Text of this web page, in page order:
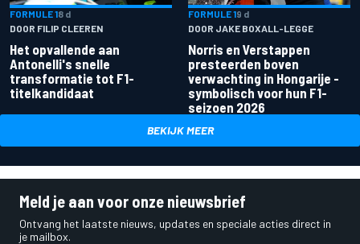
FORMULE 18 d
DOOR FILIP CLEEREN
Het opvallende aan
Antonelli's snelle
transformatie tot F1-
titelkandidaat
FORMULE 19 d
DOOR JAKE BOXALL-LEGGE
Norris en Verstappen
presteerden boven
verwachting in Hongarije -
symbolisch voor hun F1-
seizoen 2026
BEKIJK MEER
Meld je aan voor onze nieuwsbrief
Ontvang het laatste nieuws, updates en speciale acties direct in
je mailbox.